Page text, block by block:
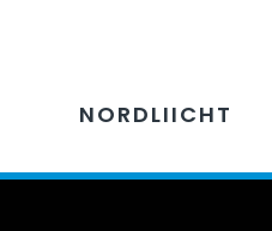
NORDLIICHT